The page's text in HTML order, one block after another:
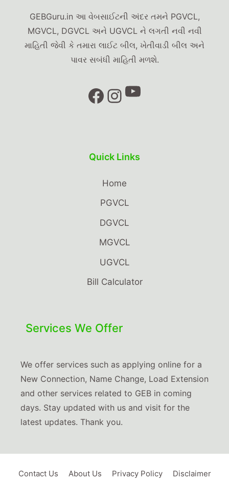
GEBGuru.in આ વેબસાઈટની અંદર તમને PGVCL,
MGVCL, DGVCL અને UGVCL ને લગતી નવી નવી
માહિતી જેવી કે તમારા લાઈટ બીલ, ખેતીવાડી બીલ અને
પાવર સબંધી માહિતી મળશે.
Facebook
Instagram
YouTube
Quick Links
Home
PGVCL
DGVCL
MGVCL
UGVCL
Bill Calculator
Services We Offer
We offer services such as applying online for a
New Connection, Name Change, Load Extension
and other services related to GEB in coming
days. Stay updated with us and visit for the
latest updates. Thank you.
Contact Us About Us Privacy Policy Disclaimer